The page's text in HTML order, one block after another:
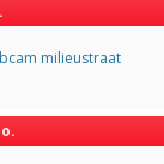
milieustraat